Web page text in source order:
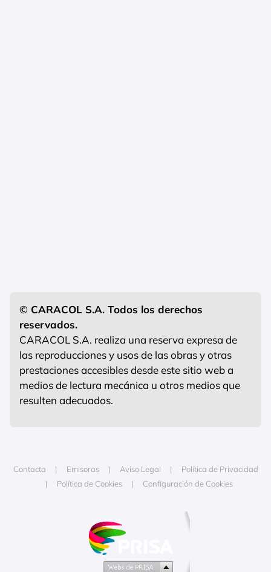
© CARACOL S.A. Todos los derechos
reservados.
CARACOL S.A. realiza una reserva expresa de
las reproducciones y usos de las obras y otras
prestaciones accesibles desde este sitio web a
medios de lectura mecánica u otros medios que
resulten adecuados.
Contacta Emisoras Aviso Legal
Política de Privacidad
Política de Cookies
Configuración de Cookies